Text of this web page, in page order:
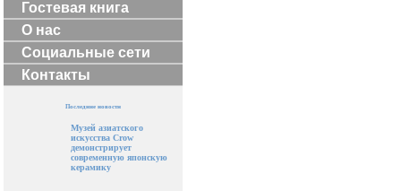
Гостевая книга
О нас
Социальные сети
Контакты
Последние новости
Музей азиатского
искусства Crow
демонстрирует
современную японскую
керамику